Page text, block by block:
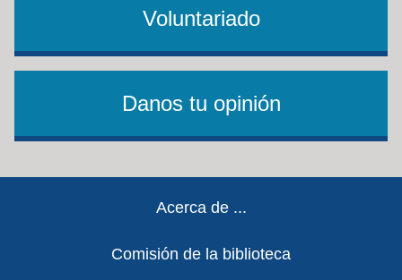
Voluntariado
Danos tu opinión
Acerca de ...
Comisión de la biblioteca